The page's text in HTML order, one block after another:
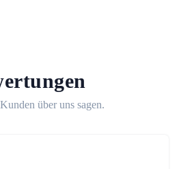
über uns sagen.